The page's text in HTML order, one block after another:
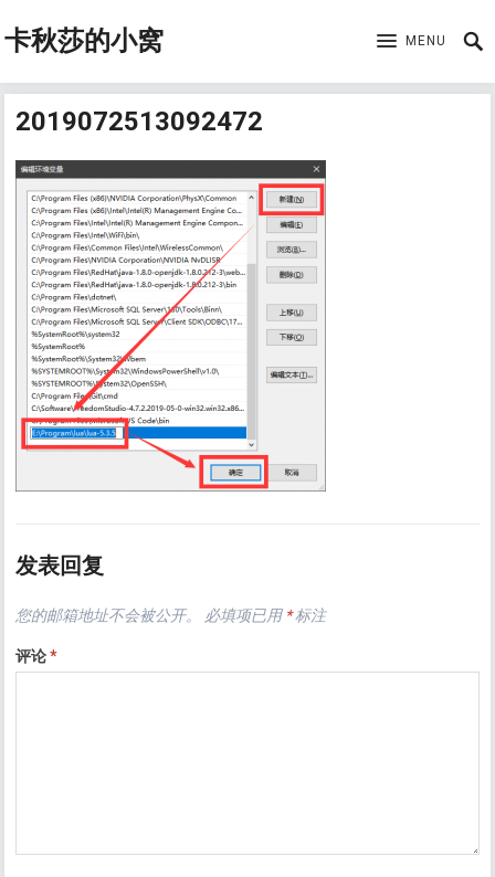
卡秋莎的小窝 MENU
2019072513092472
发表回复
您的邮箱地址不会被公开。 必填项已用 *标注
评论*